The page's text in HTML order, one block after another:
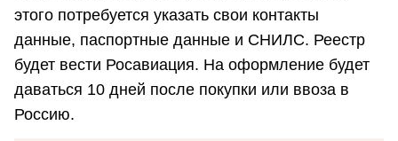
этого потребуется указать свои контакты
данные, паспортные данные и СНИЛС. Реестр
будет вести Росавиация. На оформление будет
даваться 10 дней после покупки или ввоза в
Россию.